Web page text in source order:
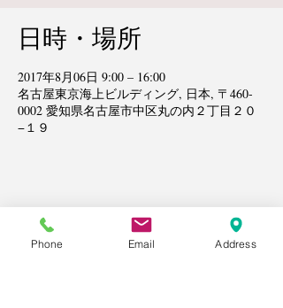
日時・場所
2017年8月06日 9:00 – 16:00
名古屋東京海上ビルディング, 日本, 〒460-
0002 愛知県名古屋市中区丸の内２丁目２０
−１９
名古屋市東区
オンラインで全国対応
Phone Email Address